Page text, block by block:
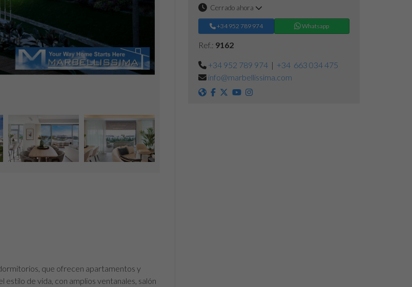
que ofrecen apartamentos y
de vida, con amplios ventanales, salón
Cerrado ahora
+34 952 789 974 Whatsapp
Ref.: 9162
+34 952 789 974 | +34 663 034 475
info@marbellissima.com